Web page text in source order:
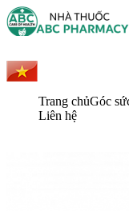
Trang chủGóc
Liên hệ